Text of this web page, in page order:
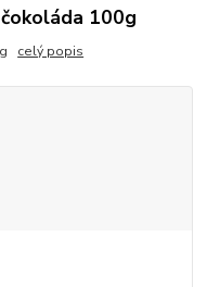
100g
celý popis